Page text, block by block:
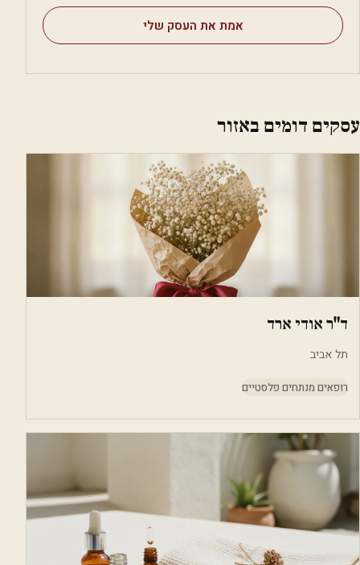
אמת את העסק שלי
עסקים דומים באזור
ד"ר אודי ארד
תל אביב
רופאים מנתחים פלסטיים